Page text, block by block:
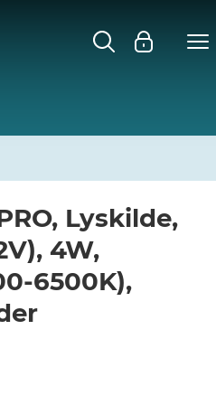
Lyskilde,
4W,
6500K),